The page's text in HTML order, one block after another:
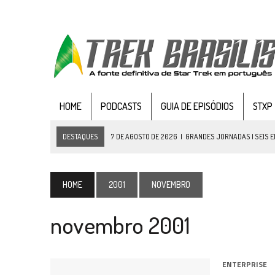
HOME PODCASTS GUIA DE EPISÓDIOS STXP
DESTAQUES 7 DE AGOSTO DE 2026 | GRANDES JORNADAS | SEIS
5 DE AGOSTO DE 2026 | BALDE DO ODO #122 CHILDREN OF TIME
4 DE AGOSTO DE 2026 REVISITANDO “HIDE AND Q” (TNG 1×09)
PARAMOUNT E CBS DERRUBAM NOVO VÍDEO
HOME 2001 NOVEMBRO
novembro 2001
ENTERPRISE